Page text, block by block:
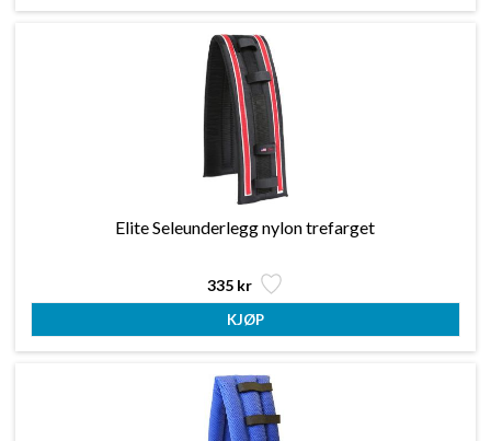
Elite Seleunderlegg nylon trefarget
335 kr